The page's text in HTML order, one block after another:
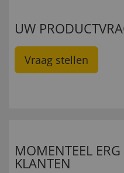
UW
Vraag stellen
MOMENTEEL
KLANTEN